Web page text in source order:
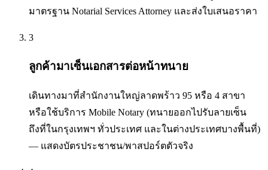
มาตรฐาน Notarial Services Attorney และส่งใบเสนอราคา
3
ลูกค้ามาเซ็นเอกสารต่อหน้าทนาย
เดินทางมาที่สำนักงานใหญ่ลาดพร้าว 95 หรือ 4 สาขา
หรือใช้บริการ Mobile Notary (ทนายออกไปรับลายเซ็น
ถึงที่ในกรุงเทพฯ ทั่วประเทศ และในต่างประเทศบางพื้นที่)
— แสดงบัตรประชาชน/พาสปอร์ตตัวจริง